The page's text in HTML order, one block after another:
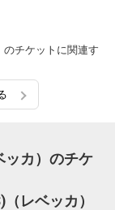
チケットに関連す
ッカ）のチケ
レベッカ）